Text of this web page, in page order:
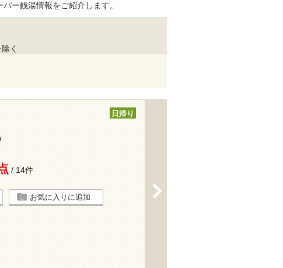
ー銭湯情報をご紹介します。
く
日帰り
/ 14件
お気に入りに追加